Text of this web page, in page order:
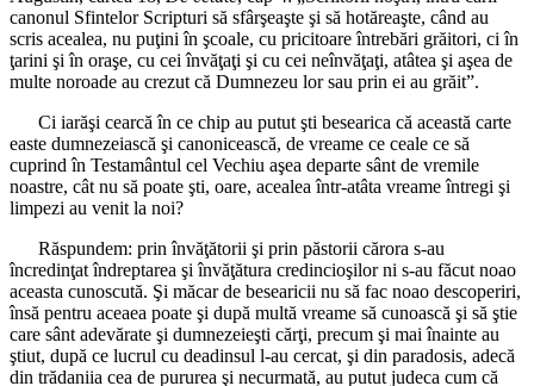
canonul Sfintelor Scripturi să sfârşeaşte şi să hotăreaşte, când au
scris acealea, nu puţini în şcoale, cu pricitoare întrebări grăitori, ci în
ţarini şi în oraşe, cu cei învăţaţi şi cu cei neînvăţaţi, atâtea şi aşea de
multe noroade au crezut că Dumnezeu lor sau prin ei au grăit”.
Ci iarăşi cearcă în ce chip au putut şti besearica că această carte
easte dumnezeiască şi canonicească, de vreame ce ceale ce să
cuprind în Testamântul cel Vechiu aşea departe sânt de vremile
noastre, cât nu să poate şti, oare, acealea într-atâta vreame întregi şi
limpezi au venit la noi?
Răspundem: prin învăţătorii şi prin păstorii cărora s-au
încredinţat îndreptarea şi învăţătura credincioşilor ni s-au făcut noao
aceasta cunoscută. Şi măcar de besearicii nu să fac noao descoperiri,
însă pentru aceaea poate şi după multă vreame să cunoască şi să ştie
care sânt adevărate şi dumnezeieşti cărţi, precum şi mai înainte au
ştiut, după ce lucrul cu deadinsul l-au cercat, şi din paradosis, adecă
din trădaniia cea de pururea şi necurmată, au putut judeca cum că